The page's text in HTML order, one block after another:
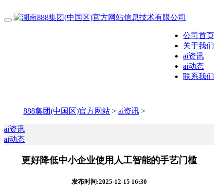
公司首页
关于我们
ai资讯
ai动态
联系我们
888集团(中国区)官方网站 > ai资讯 >
ai资讯
ai动态
更好降低中小企业使用人工智能的手艺门槛
发布时间:2025-12-15 16:30